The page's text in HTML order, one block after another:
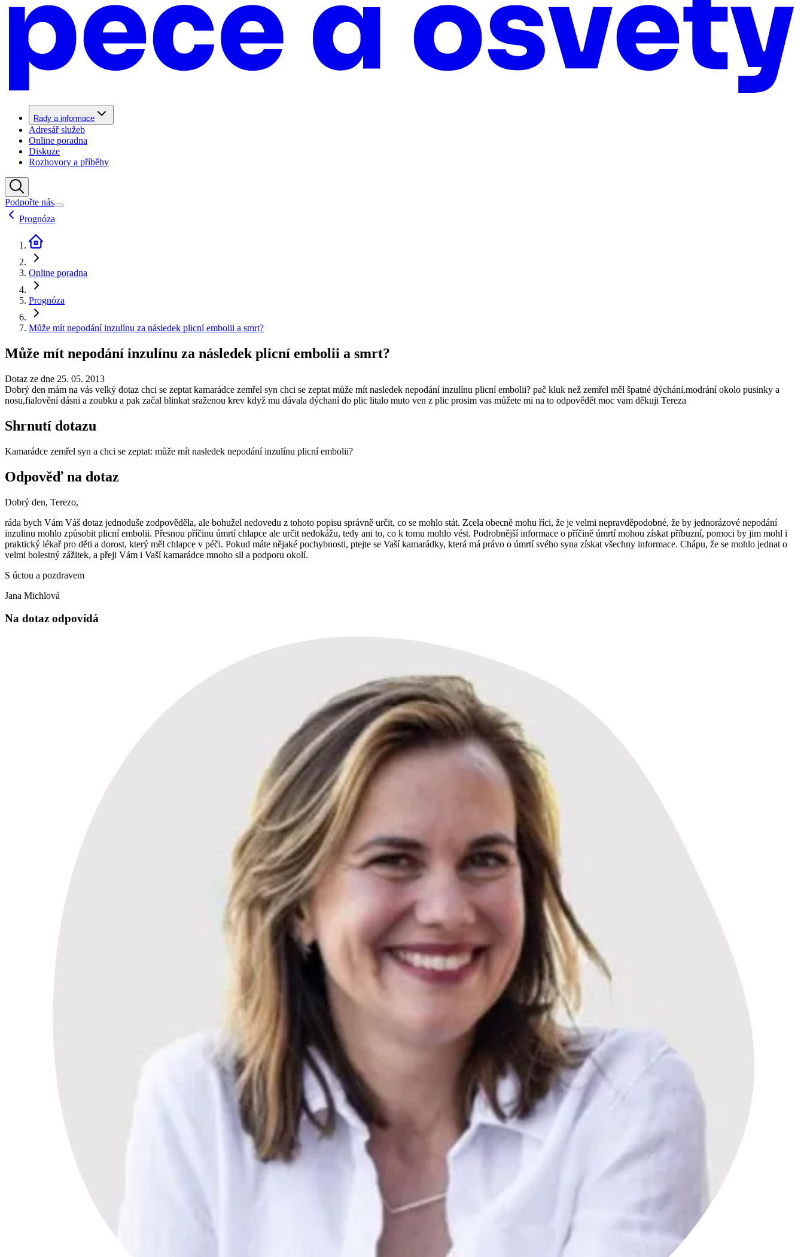
Rady a informace
Adresář služeb
Online poradna
Diskuze
Rozhovory a příběhy
Podpořte nás
Prognóza
Online poradna
Prognóza
Může mít nepodání inzulínu za následek plicní embolii a smrt?
Může mít nepodání inzulínu za následek plicní embolii a smrt?
Dotaz ze dne 25. 05. 2013
Dobrý den mám na vás velký dotaz chci se zeptat kamarádce zemřel syn chci se zeptat může mít nasledek nepodání inzulínu plicní embolii? pač kluk než zemřel měl špatné dýchání,modrání okolo pusinky a
nosu,fialovění dásni a zoubku a pak začal blinkat sraženou krev když mu dávala dýchaní do plic litalo muto ven z plic prosim vas můžete mi na to odpovědět moc vam děkuji Tereza
Shrnutí dotazu
Kamarádce zemřel syn a chci se zeptat: může mít nasledek nepodání inzulínu plicní embolii?
Odpověď na dotaz
Dobrý den, Terezo,
ráda bych Vám Váš dotaz jednoduše zodpověděla, ale bohužel nedovedu z tohoto popisu správně určit, co se mohlo stát. Zcela obecně mohu říci, že je velmi nepravděpodobné, že by jednorázové nepodání
inzulinu mohlo způsobit plicní embolii. Přesnou příčinu úmrtí chlapce ale určit nedokážu, tedy ani to, co k tomu mohlo vést. Podrobnější informace o příčině úmrtí mohou získat příbuzní, pomoci by jim mohl i
praktický lékař pro děti a dorost, který měl chlapce v péči. Pokud máte nějaké pochybnosti, ptejte se Vaší kamarádky, která má právo o úmrtí svého syna získat všechny informace. Chápu, že se mohlo jednat o
velmi bolestný zážitek, a přeji Vám i Vaší kamarádce mnoho sil a podporu okolí.
S úctou a pozdravem
Jana Michlová
Na dotaz odpovídá